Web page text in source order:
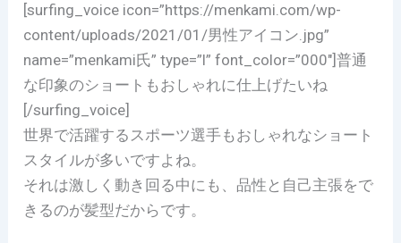
[surfing_voice icon=”https://menkami.com/wp-
content/uploads/2021/01/男性アイコン.jpg”
name=”menkami氏” type=”l” font_color=”000″]普通
な印象のショートもおしゃれに仕上げたいね
[/surfing_voice]
世界で活躍するスポーツ選手もおしゃれなショート
スタイルが多いですよね。
それは激しく動き回る中にも、品性と自己主張をで
きるのが髪型だからです。